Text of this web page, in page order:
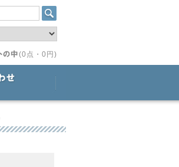
(0点・0円)